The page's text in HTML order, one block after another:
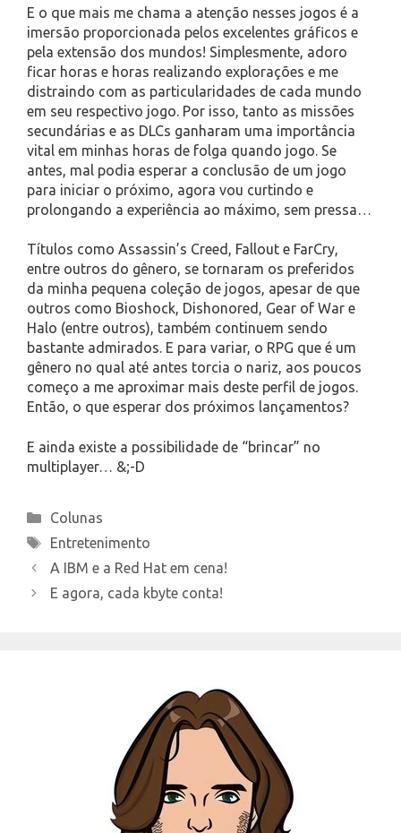
E o que mais me chama a atenção nesses jogos é a
imersão proporcionada pelos excelentes gráficos e
pela extensão dos mundos! Simplesmente, adoro
ficar horas e horas realizando explorações e me
distraindo com as particularidades de cada mundo
em seu respectivo jogo. Por isso, tanto as missões
secundárias e as DLCs ganharam uma importância
vital em minhas horas de folga quando jogo. Se
antes, mal podia esperar a conclusão de um jogo
para iniciar o próximo, agora vou curtindo e
prolongando a experiência ao máximo, sem pressa…
Títulos como Assassin’s Creed, Fallout e FarCry,
entre outros do gênero, se tornaram os preferidos
da minha pequena coleção de jogos, apesar de que
outros como Bioshock, Dishonored, Gear of War e
Halo (entre outros), também continuem sendo
bastante admirados. E para variar, o RPG que é um
gênero no qual até antes torcia o nariz, aos poucos
começo a me aproximar mais deste perfil de jogos.
Então, o que esperar dos próximos lançamentos?
E ainda existe a possibilidade de “brincar” no
multiplayer… &;-D
Categories
Colunas
Tags
Entretenimento
A IBM e a Red Hat em cena!
E agora, cada kbyte conta!